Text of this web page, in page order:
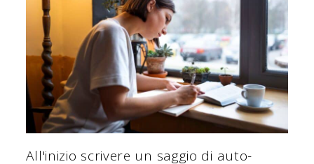
All'inizio scrivere un saggio di auto-